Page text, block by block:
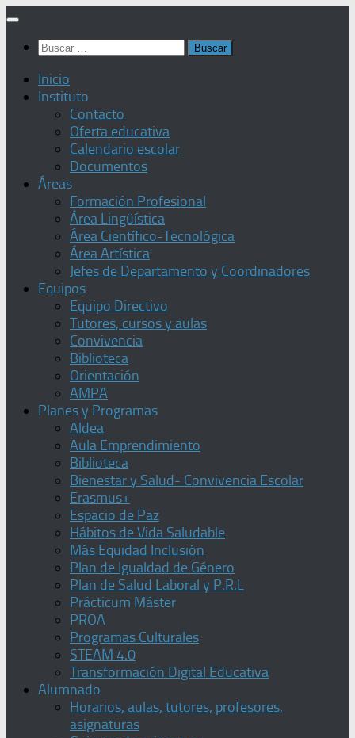
Saltar
contenido
Buscar:
Inicio
Instituto
Contacto
Oferta educativa
Calendario escolar
Documentos
Áreas
Formación Profesional
Área Lingüística
Área Científico-Tecnológica
Área Artística
Jefes de Departamento y Coordinadores
Equipos
Equipo Directivo
Tutores, cursos y aulas
Convivencia
Biblioteca
Orientación
AMPA
Planes y Programas
Aldea
Aula Emprendimiento
Biblioteca
Bienestar y Salud- Convivencia Escolar
Erasmus+
Espacio de Paz
Hábitos de Vida Saludable
Más Equidad Inclusión
Plan de Igualdad de Género
Plan de Salud Laboral y P.R.L
Prácticum Máster
PROA
Programas Culturales
STEAM 4.0
Transformación Digital Educativa
Alumnado
Horarios, aulas, tutores, profesores,
asignaturas